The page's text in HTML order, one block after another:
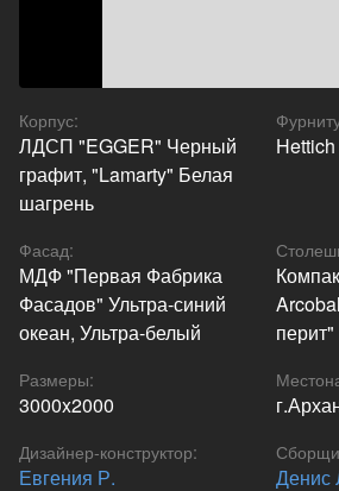
Корпус:
ЛДСП "EGGER" Черный
графит, "Lamarty" Белая
шагрень
Hettich
Фасад:
МДФ "Первая Фабрика
Фасадов" Ультра-синий
океан, Ультра-белый
перит"
Размеры:
3000x2000
Дизайнер-конструктор:
Евгения Р. Денис